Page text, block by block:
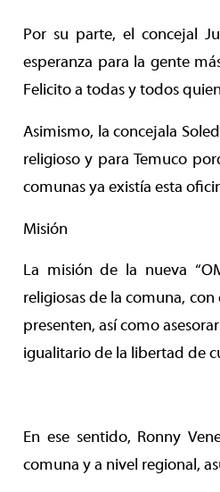
Por su parte, el concejal
esperanza para la gente
Felicito a todas y todos
Asimismo, la concejala
religioso y para Temuco
comunas ya existía esta
Misión
La misión de la nueva
religiosas de la comuna,
presenten, así como
igualitario de la libertad de
En ese sentido, Ronny
comuna y a nivel regional,